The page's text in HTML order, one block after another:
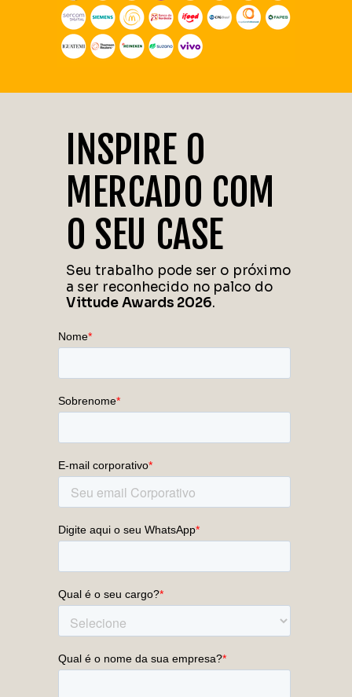
INSPIRE O
MERCADO COM
O SEU CASE
Seu trabalho pode ser o próximo
a ser reconhecido no palco do
Vittude Awards 2026.